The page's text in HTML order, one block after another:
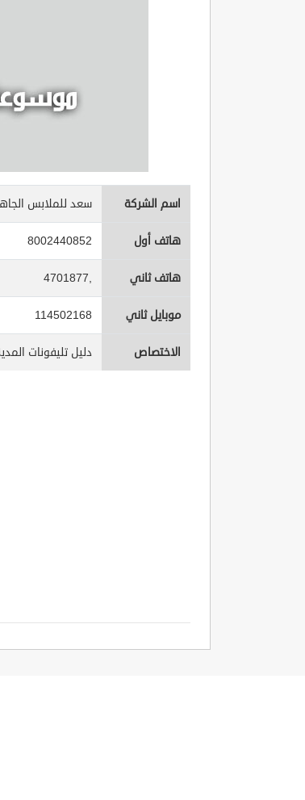
اسم الشركة سعد للملابس
هاتف أول 8002440852
هاتف ثاني 4701877,
موبايل ثاني 114502168
الاختصاص دليل تليفونات